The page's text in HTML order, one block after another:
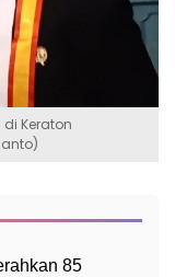
Keraton
85